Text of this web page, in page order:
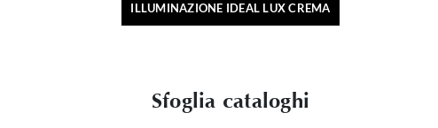
ILLUMINAZIONE IDEAL LUX CREMA
Sfoglia cataloghi